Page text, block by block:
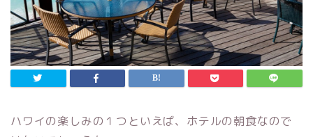
ハワイの楽しみの１つといえば、ホテルの朝食なので